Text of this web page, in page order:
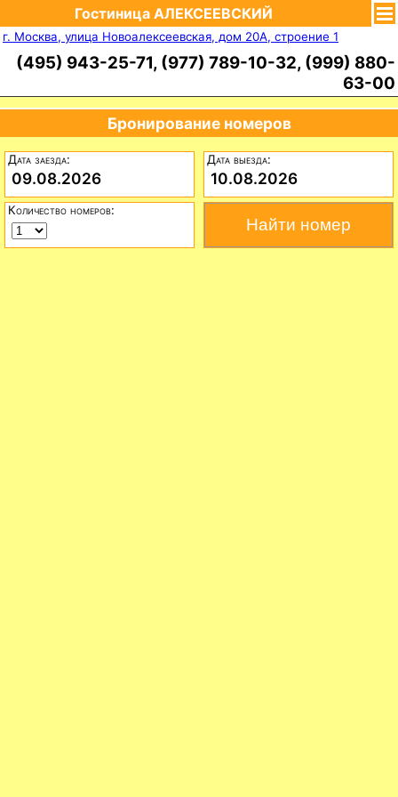
Гостиница АЛЕКСЕЕВСКИЙ
г. Москва, улица Новоалексеевская, дом 20А, строение 1
(495) 943-25-71, (977) 789-10-32, (999) 880-
63-00
Бронирование номеров
Дата заезда:
09.08.2026
Дата выезда:
10.08.2026
Количество номеров: